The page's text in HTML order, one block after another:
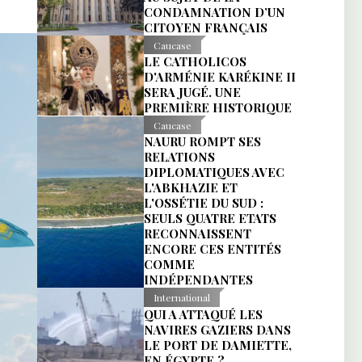
CONDAMNATION D’UN
CITOYEN FRANÇAIS
Caucase
LE CATHOLICOS
D'ARMÉNIE KARÉKINE II
SERA JUGÉ. UNE
PREMIÈRE HISTORIQUE
Caucase
NAURU ROMPT SES
RELATIONS
DIPLOMATIQUES AVEC
L'ABKHAZIE ET
L'OSSÉTIE DU SUD :
SEULS QUATRE ETATS
RECONNAISSENT
ENCORE CES ENTITÉS
COMME
INDÉPENDANTES
International
QUI A ATTAQUÉ LES
NAVIRES GAZIERS DANS
LE PORT DE DAMIETTE,